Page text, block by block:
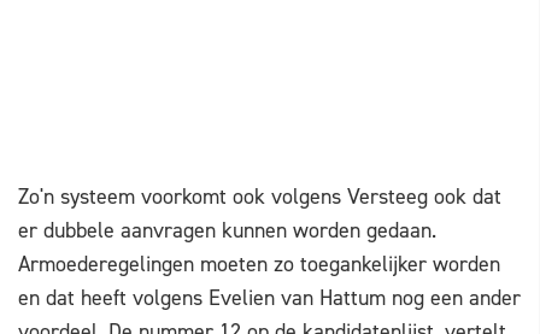
Zo'n systeem voorkomt ook volgens Versteeg ook dat
er dubbele aanvragen kunnen worden gedaan.
Armoederegelingen moeten zo toegankelijker worden
en dat heeft volgens Evelien van Hattum nog een ander